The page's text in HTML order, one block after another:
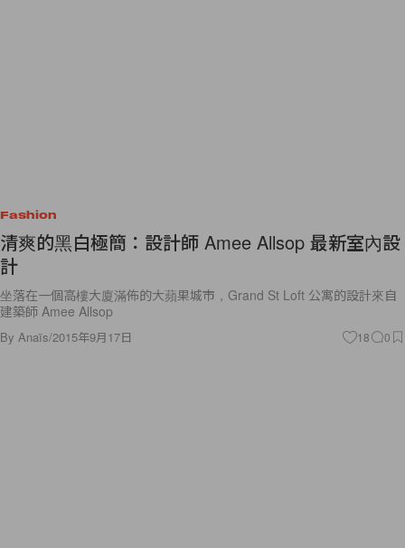
Fashion
清爽的黑白極簡：設計師 Amee Allsop 最新室內設
計
坐落在一個高樓大廈滿佈的大蘋果城市，Grand St Loft 公寓的設計來自
建築師 Amee Allsop
By Anaïs/2015年9月17日 18 0